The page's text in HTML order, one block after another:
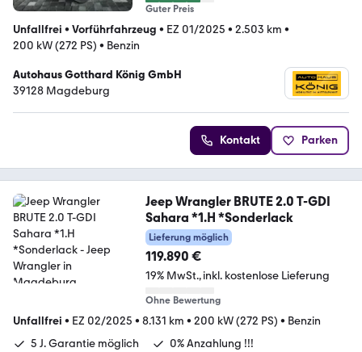
Guter Preis
Unfallfrei • Vorführfahrzeug • EZ 01/2025 • 2.503 km •
200 kW (272 PS) • Benzin
Autohaus Gotthard König GmbH
39128 Magdeburg
Kontakt Parken
Jeep Wrangler BRUTE 2.0 T-GDI
Sahara *1.H *Sonderlack
Lieferung möglich
119.890 €
19% MwSt. inkl. kostenlose Lieferung
Ohne Bewertung
Unfallfrei • EZ 02/2025 • 8.131 km • 200 kW (272 PS) • Benzin
5 J. Garantie möglich
0% Anzahlung !!!